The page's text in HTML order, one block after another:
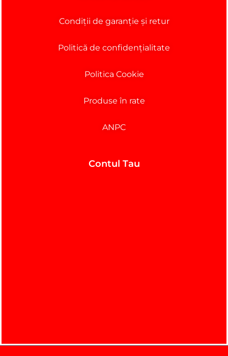
Condiții de garanție și retur
Politică de confidențialitate
Politica Cookie
Produse în rate
ANPC
Contul Tau